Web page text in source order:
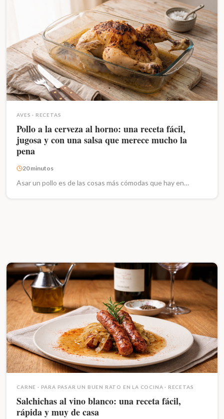
AVES · RECETAS
Pollo a la cerveza al horno: una receta fácil,
jugosa y con una salsa que merece mucho la
pena
20 minutos
Asar un pollo es de las cosas más cómodas que hay en…
CARNE · PARA PASAR UN BUEN RATO EN LA COCINA · RECETAS
Salchichas al vino blanco: una receta fácil,
rápida y muy de casa